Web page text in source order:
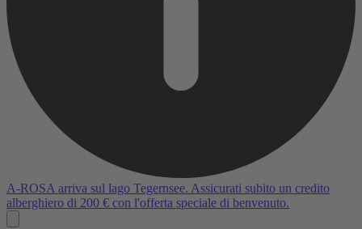
A-ROSA arriva sul lago Tegernsee. Assicurati subito un credito
alberghiero di 200 € con l'offerta speciale di benvenuto.